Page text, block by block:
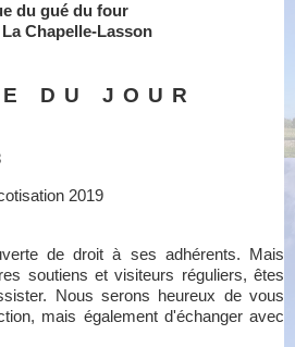
du gué du four
Chapelle-Lasson
DU JOUR
2019
de droit à ses adhérents. Mais
soutiens et visiteurs réguliers, êtes
Nous serons heureux de vous
mais également d'échanger avec